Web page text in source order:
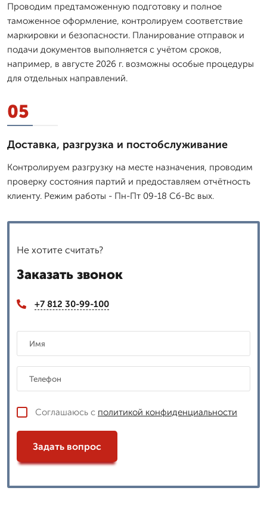
Проводим предтаможенную подготовку и полное
таможенное оформление, контролируем соответствие
маркировки и безопасности. Планирование отправок и
подачи документов выполняется с учётом сроков,
например, в августе 2026 г. возможны особые процедуры
для отдельных направлений.
05
Доставка, разгрузка и постобслуживание
Контролируем разгрузку на месте назначения, проводим
проверку состояния партий и предоставляем отчётность
клиенту. Режим работы - Пн-Пт 09-18 Сб-Вс вых.
Не хотите считать?
Заказать звонок
+7 812 30-99-100
Соглашаюсь с политикой конфиденциальности
Задать вопрос